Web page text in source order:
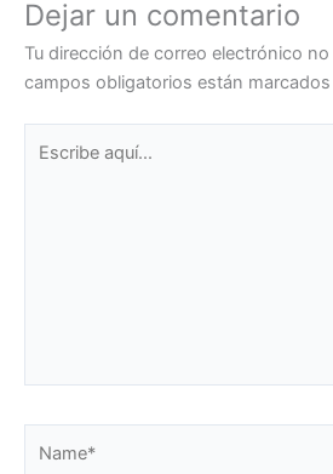
Dejar un comentario
Tu dirección de correo electrónico
campos obligatorios están
aquí...